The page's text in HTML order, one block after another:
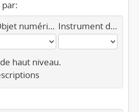
Objet numérique disponible Instrument de recherche
haut niveau.